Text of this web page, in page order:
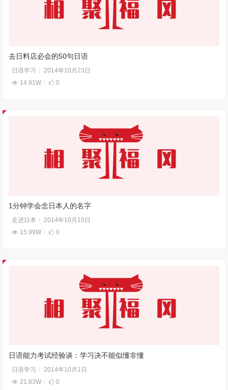
去日料店必会的50句日语
日语学习
2014年10月23日
14.91W
0
1分钟学会念日本人的名字
走进日本
2014年10月10日
15.99W
0
日语能力考试经验谈：学习决不能似懂非懂
日语学习
2014年10月1日
21.83W
0